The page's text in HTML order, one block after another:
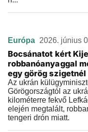
Európa 2026. június
Bocsánatot kért
robbanóanyaggal
egy görög szigetnél
Az ukrán
Görögországtól az
kilométerre fekvő
elején megtalált,
tengeri drón miatt.